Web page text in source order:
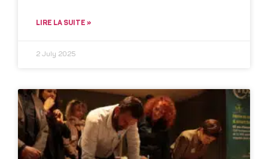
LIRE LA SUITE »
2 July 2025